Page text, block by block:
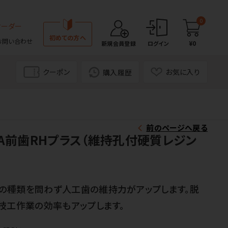
ダー
問い合わせ 初めての方へ
新規会員登録 ログイン
0
¥0
クーポン 購入履歴 お気に入り
前のページへ戻る
歯RHプラス（維持孔付硬質レジン
類を問わず人工歯の維持力がアップします。脱
工作業の効率もアップします。